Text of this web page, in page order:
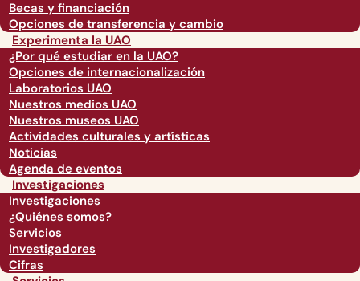
Becas y financiación
Opciones de transferencia y cambio
Experimenta la UAO
¿Por qué estudiar en la UAO?
Opciones de internacionalización
Laboratorios UAO
Nuestros medios UAO
Nuestros museos UAO
Actividades culturales y artísticas
Noticias
Agenda de eventos
Investigaciones
Investigaciones
¿Quiénes somos?
Servicios
Investigadores
Cifras